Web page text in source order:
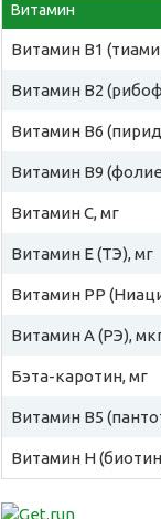
Витамин
Витамин B1
Витамин B2
Витамин B6
Витамин B9
Витамин C, мг
Витамин E (ТЭ), мг
Витамин PP
Витамин A (РЭ),
Бэта-каротин, мг
Витамин B5
Витамин H